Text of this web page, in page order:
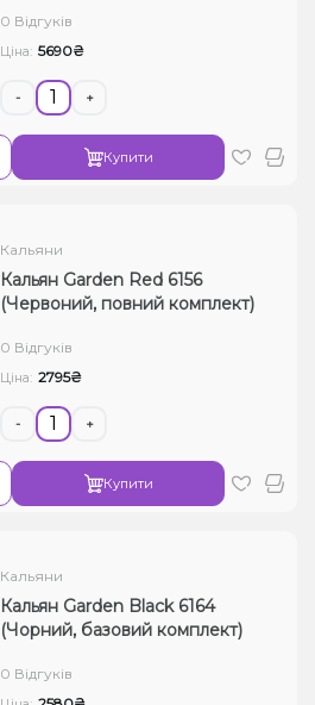
0 Відгуків
Ціна: 5690₴
- +
Купити
Кальяни
Кальян Garden Red 6156
(Червоний, повний комплект)
0 Відгуків
Ціна: 2795₴
- +
Купити
Кальяни
Кальян Garden Black 6164
(Чорний, базовий комплект)
0 Відгуків